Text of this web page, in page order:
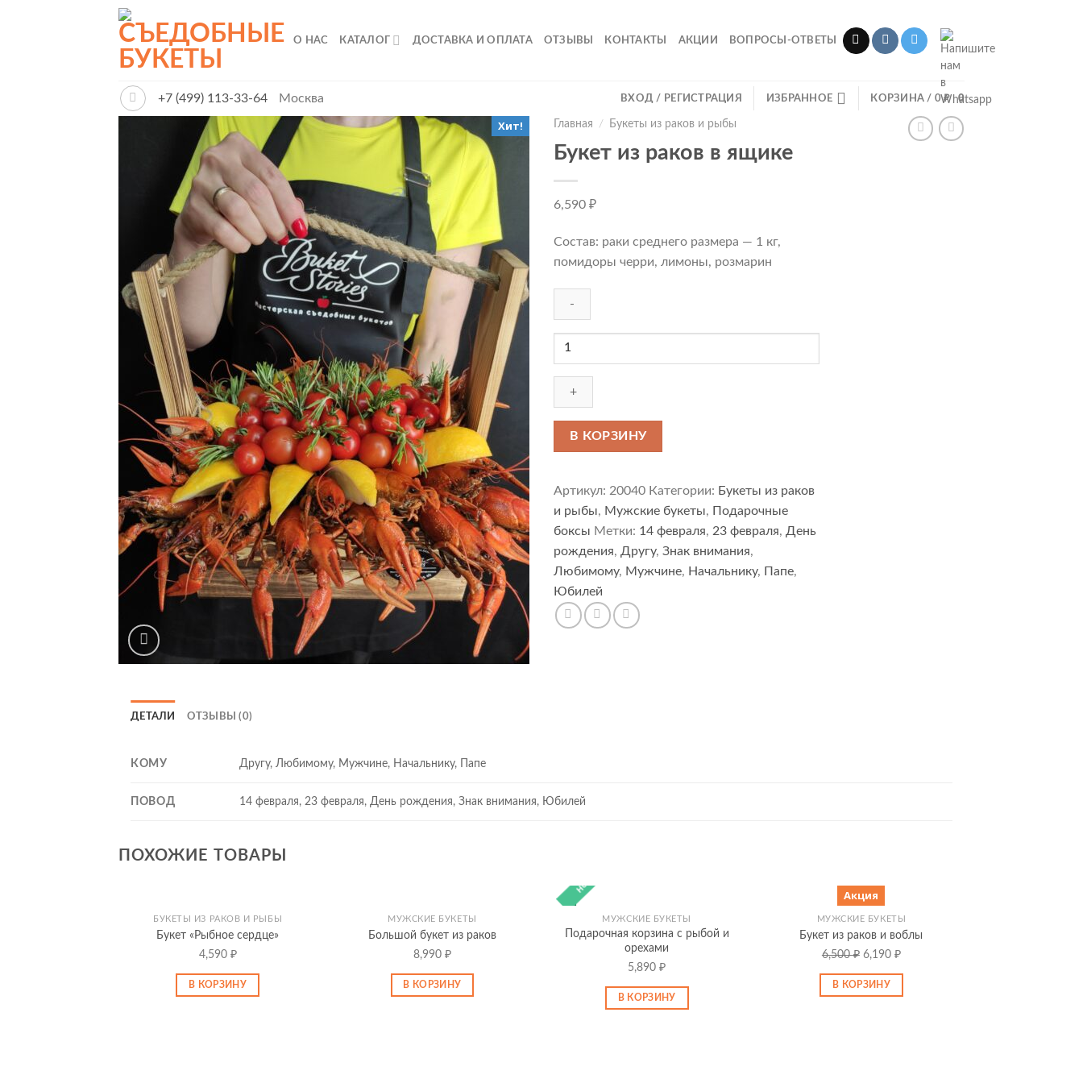
О НАС КАТАЛОГ ДОСТАВКА И ОПЛАТА ОТЗЫВЫ КОНТАКТЫ АКЦИИ ВОПРОСЫ-ОТВЕТЫ
+7 (499) 113-33-64 Москва ВХОД / РЕГИСТРАЦИЯ ИЗБРАННОЕ КОРЗИНА / 0₽ 0
Хит! Главная / Букеты из раков и рыбы
Букет из раков в ящике
6,590 ₽
Состав: раки среднего размера — 1 кг,
помидоры черри, лимоны, розмарин
Количество
Букет
ящике
В КОРЗИНУ
Артикул: 20040 Категории: Букеты из раков
и рыбы, Мужские букеты, Подарочные
боксы Метки: 14 февраля, 23 февраля, День
рождения, Другу, Знак внимания,
Любимому, Мужчине, Начальнику, Папе,
Юбилей
ДЕТАЛИ ОТЗЫВЫ (0)
КОМУ Другу, Любимому, Мужчине, Начальнику, Папе
ПОВОД 14 февраля, 23 февраля, День рождения, Знак внимания, Юбилей
ПОХОЖИЕ ТОВАРЫ
БУКЕТЫ ИЗ РАКОВ И РЫБЫ
Букет «Рыбное сердце»
4,590 ₽
В КОРЗИНУ
МУЖСКИЕ БУКЕТЫ
Большой букет из раков
8,990 ₽
В КОРЗИНУ
Новинка
МУЖСКИЕ БУКЕТЫ
Подарочная корзина с рыбой и
орехами
5,890₽
В КОРЗИНУ
Акция
МУЖСКИЕ БУКЕТЫ
Букет из раков и воблы
6,500₽ Первоначальная
цена
составляла
6,190 ₽Текущая
цена:
В КОРЗИНУ